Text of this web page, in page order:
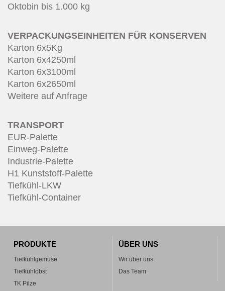
Oktobin bis 1.000 kg
VERPACKUNGSEINHEITEN FÜR KONSERVEN
Karton 6x5Kg
Karton 6x4250ml
Karton 6x3100ml
Karton 6x2650ml
Weitere auf Anfrage
TRANSPORT
EUR-Palette
Einweg-Palette
Industrie-Palette
H1 Kunststoff-Palette
Tiefkühl-LKW
Tiefkühl-Container
PRODUKTE
Tiefkühlgemüse
Tiefkühlobst
TK Pilze
ÜBER UNS
Wir über uns
Das Team